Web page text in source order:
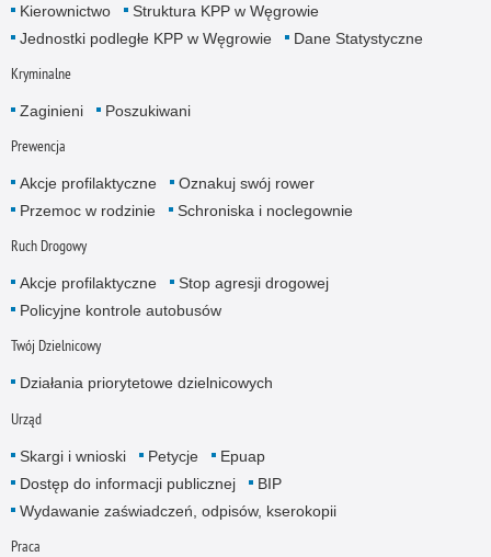
Kierownictwo
Struktura KPP w Węgrowie
Jednostki podległe KPP w Węgrowie
Dane Statystyczne
Kryminalne
Zaginieni Poszukiwani
Prewencja
Akcje profilaktyczne
Oznakuj swój rower
Przemoc w rodzinie
Schroniska i noclegownie
Ruch Drogowy
Akcje profilaktyczne
Stop agresji drogowej
Policyjne kontrole autobusów
Twój Dzielnicowy
Działania priorytetowe dzielnicowych
Urząd
Skargi i wnioski Petycje
Epuap
Dostęp do informacji publicznej
BIP
Wydawanie zaświadczeń, odpisów, kserokopii
Praca